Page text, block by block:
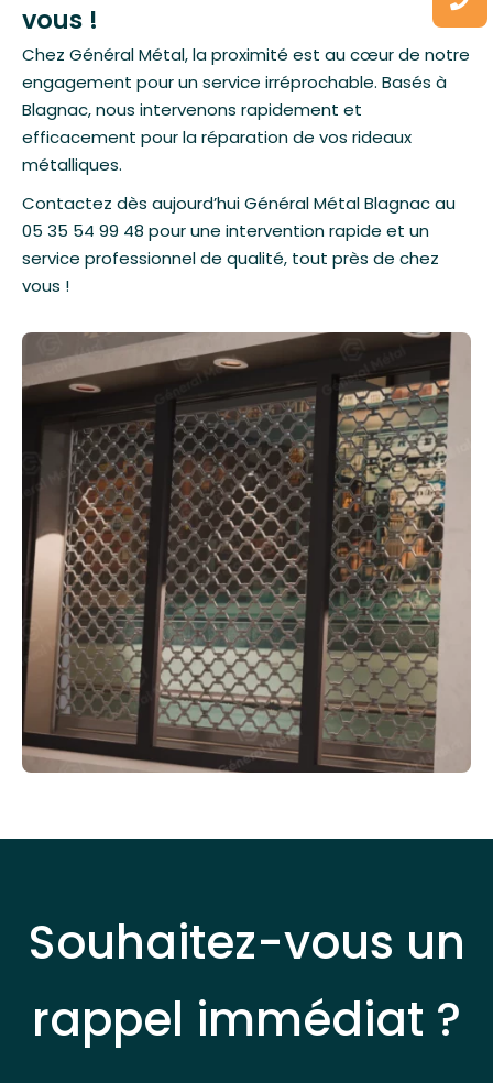
vous !
Chez Général Métal, la proximité est au cœur de notre
engagement pour un service irréprochable. Basés à
Blagnac, nous intervenons rapidement et
efficacement pour la réparation de vos rideaux
métalliques.
Contactez dès aujourd’hui Général Métal Blagnac au
05 35 54 99 48 pour une intervention rapide et un
service professionnel de qualité, tout près de chez
vous !
Souhaitez-vous un
rappel immédiat ?